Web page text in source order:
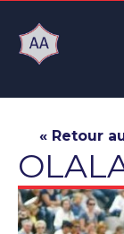
« Retour